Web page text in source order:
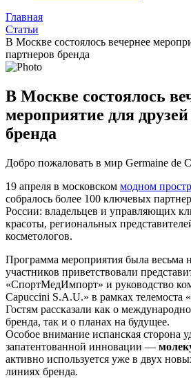
Главная
Статьи
В Москве состоялось вечернее
партнеров бренда
В Москве состоялось
мероприятие для
бренда
Добро пожаловать в мир Germaine de
19 апреля в московском модном
собралось более 100 ключевых
России: владельцев и управляющих
красоты, региональных
косметологов.
Программа мероприятия была весьма
участников приветствовали
«СпортМедИмпорт» и руководство
Capuccini S.A.U.» в рамках телемоста
Гостям рассказали как о
бренда, так и о планах на будущее.
Особое внимание испанская сторона
запатентованной инновации —
активно используется уже в двух
линиях бренда.